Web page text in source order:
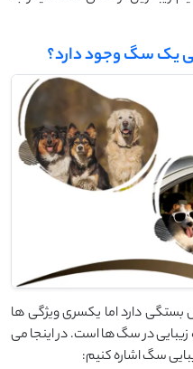
یک سگ وجود دارد؟
دارد اما یکسری ویژگی ها
در سگ ها است. در اینجا می
سگ اشاره کنیم: